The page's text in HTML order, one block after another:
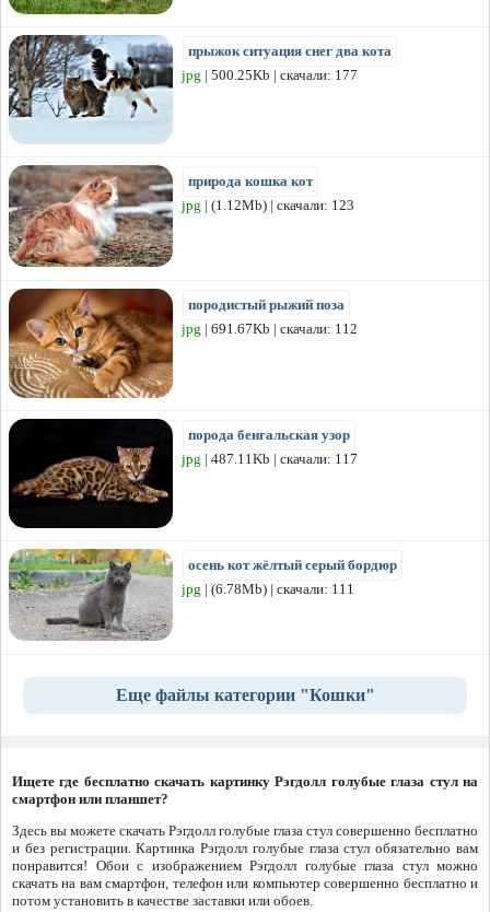
прыжок ситуация снег два кота
jpg | 500.25Kb | скачали: 177
природа кошка кот
jpg | (1.12Mb) | скачали: 123
породистый рыжий поза
jpg | 691.67Kb | скачали: 112
порода бенгальская узор
jpg | 487.11Kb | скачали: 117
осень кот жёлтый серый бордюр
jpg | (6.78Mb) | скачали: 111
Еще файлы категории "Кошки"
Ищете где бесплатно скачать картинку Рэгдолл голубые глаза стул на
смартфон или планшет?
Здесь вы можете скачать Рэгдолл голубые глаза стул совершенно бесплатно
и без регистрации. Картинка Рэгдолл голубые глаза стул обязательно вам
понравится! Обои с изображением Рэгдолл голубые глаза стул можно
скачать на вам смартфон, телефон или компьютер совершенно бесплатно и
потом установить в качестве заставки или обоев.